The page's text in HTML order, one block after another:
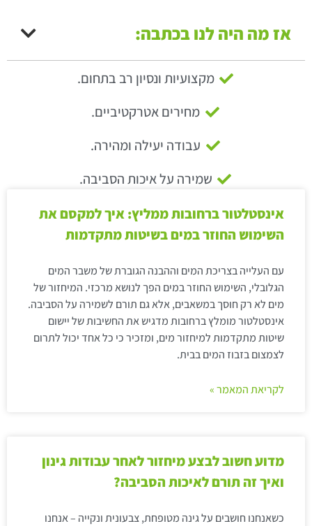
אז מה היה לנו בכתבה:
מקצועיות ונסיון רב בתחום.
מחירים אטרקטיביים.
עבודה יעילה ומהירה.
שמירה על איכות הסביבה.
אינסטלטור ברחובות ממליץ: איך למקסם את
השימוש החוזר במים בשיטות מתקדמות
עם העלייה בצריכת המים וההבנה הגוברת של משבר המים
הגלובלי, השימוש החוזר במים הפך לנושא מרכזי. המיחזור של
מים לא רק חוסך במשאבים, אלא גם תורם לשמירה על הסביבה.
אינסטלטור מומלץ ברחובות מדגיש את החשיבות של יישום
שיטות מתקדמות למיחזור מים, ומזכיר כי כל אחד יכול לתרום
לצמצום בזבוז המים בבית.
לקריאת המאמר »
מדוע חשוב לבצע מיחזור לאחר עבודות גינון
ואיך זה תורם לאיכות הסביבה?
כשאנחנו חושבים על גינה מטופחת, צבעונית ונקייה – אנחנו